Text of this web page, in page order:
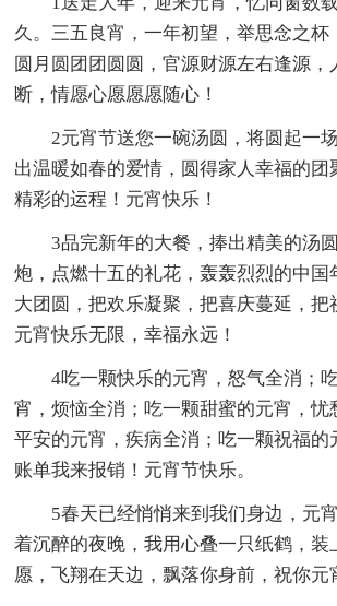
久。三五良宵，一年初望，举思念之杯
圆月圆团团圆圆，官源财源左右逢源，
断，情愿心愿愿愿随心！
2元宵节送您一碗汤圆，将圆起一
出温暖如春的爱情，圆得家人幸福的团
精彩的运程！元宵快乐！
3品完新年的大餐，捧出精美的汤
炮，点燃十五的礼花，轰轰烈烈的中国
大团圆，把欢乐凝聚，把喜庆蔓延，把
元宵快乐无限，幸福永远！
4吃一颗快乐的元宵，怒气全消；
宵，烦恼全消；吃一颗甜蜜的元宵，忧
平安的元宵，疾病全消；吃一颗祝福的
账单我来报销！元宵节快乐。
5春天已经悄悄来到我们身边，元
着沉醉的夜晚，我用心叠一只纸鹤，装
愿，飞翔在天边，飘落你身前，祝你元